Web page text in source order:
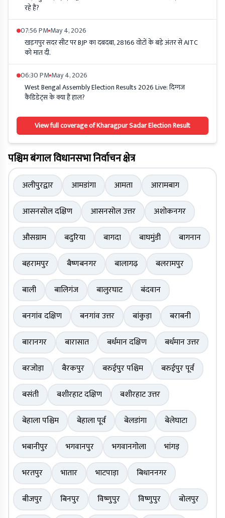
रहे हैं?
07:56 PM May 4, 2026
खड़गपुर सदर सीट पर BJP का दबदबा, 28166 वोटों के बड़े अंतर से AITC
को मात दी.
06:30 PM May 4, 2026
West Bengal Assembly Election Results 2026 Live: दिग्गज
कैंडिडेट्स के क्या हैं हाल?
View full coverage of Kharagpur Sadar Election Result
पश्चिम बंगाल विधानसभा निर्वाचन क्षेत्र
अलीपुरद्वार आमडांगा आमता
आरामबाग
आसनसोल दक्षिण
आसनसोल उत्तर
अशोकनगर
औसग्राम
बदुरिया बागदा बाघमुंडी
बागनान
बहरामपुर
बैष्णबनगर बालागढ़
बलरामपुर
बाली
बालिगंज बालुरघाट
बंदवान
बनगांव दक्षिण
बनगांव उत्तर बांकुड़ा
बराबनी
बारानगर
बारासात बर्धमान दक्षिण
बर्धमान उत्तर
बरजोड़ा
बैरकपुर बरुईपुर पश्चिम
बरुईपुर पूर्व
बसंती
बशीरहाट दक्षिण
बशीरहाट उत्तर
बेहाला पश्चिम
बेहाला पूर्व बेलडांगा
बेलेघाटा
भबानीपुर
भगवानपुर भगवानगोला
भांगड़
भरतपुर
भातार भाटपाड़ा
बिधाननगर
बीजपुर
बिनपुर विष्णुपुर विष्णुपुर
बोलपुर